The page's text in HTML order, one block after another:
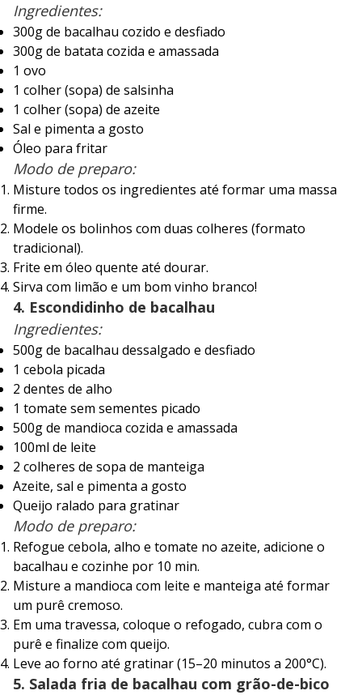
Ingredientes:
300g de bacalhau cozido e desfiado
300g de batata cozida e amassada
1 ovo
1 colher (sopa) de salsinha
1 colher (sopa) de azeite
Sal e pimenta a gosto
Óleo para fritar
Modo de preparo:
Misture todos os ingredientes até formar uma massa
firme.
Modele os bolinhos com duas colheres (formato
tradicional).
Frite em óleo quente até dourar.
Sirva com limão e um bom vinho branco!
4. Escondidinho de bacalhau
Ingredientes:
500g de bacalhau dessalgado e desfiado
1 cebola picada
2 dentes de alho
1 tomate sem sementes picado
500g de mandioca cozida e amassada
100ml de leite
2 colheres de sopa de manteiga
Azeite, sal e pimenta a gosto
Queijo ralado para gratinar
Modo de preparo:
Refogue cebola, alho e tomate no azeite, adicione o
bacalhau e cozinhe por 10 min.
Misture a mandioca com leite e manteiga até formar
um purê cremoso.
Em uma travessa, coloque o refogado, cubra com o
purê e finalize com queijo.
Leve ao forno até gratinar (15–20 minutos a 200°C).
5. Salada fria de bacalhau com grão-de-bico